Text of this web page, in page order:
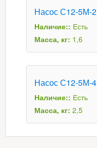
Насос С12-5М-2
Наличие:: Есть
Масса, кг: 1,6
Насос С12-5М-4
Наличие:: Есть
Масса, кг: 2,5